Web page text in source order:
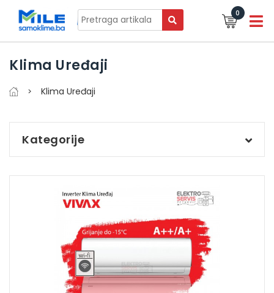
0
Klima Uređaji
Klima Uređaji
Kategorije